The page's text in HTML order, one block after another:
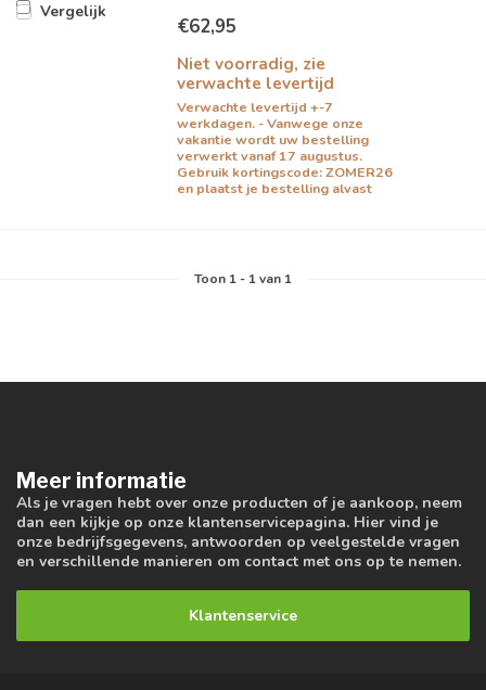
Vergelijk
€62,95
Niet voorradig, zie
verwachte levertijd
Verwachte levertijd +-7
werkdagen. - Vanwege onze
vakantie wordt uw bestelling
verwerkt vanaf 17 augustus.
Gebruik kortingscode: ZOMER26
en plaatst je bestelling alvast
Toon 1- 1van 1
Meer informatie
Als je vragen hebt over onze producten of je aankoop, neem
dan een kijkje op onze klantenservicepagina. Hier vind je
onze bedrijfsgegevens, antwoorden op veelgestelde vragen
en verschillende manieren om contact met ons op te nemen.
Klantenservice